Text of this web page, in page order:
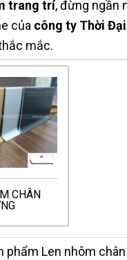
trang trí, đừng ngần
của công ty Thời
mắc.
CHÂN
phẩm Len nhôm